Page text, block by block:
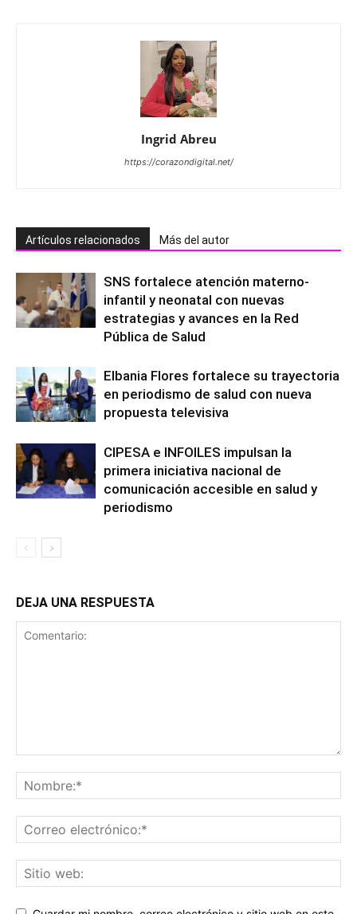
Ingrid Abreu
https://corazondigital.net/
Artículos relacionados Más del autor
SNS fortalece atención materno-
infantil y neonatal con nuevas
estrategias y avances en la Red
Pública de Salud
Elbania Flores fortalece su trayectoria
en periodismo de salud con nueva
propuesta televisiva
CIPESA e INFOILES impulsan la
primera iniciativa nacional de
comunicación accesible en salud y
periodismo
DEJA UNA RESPUESTA